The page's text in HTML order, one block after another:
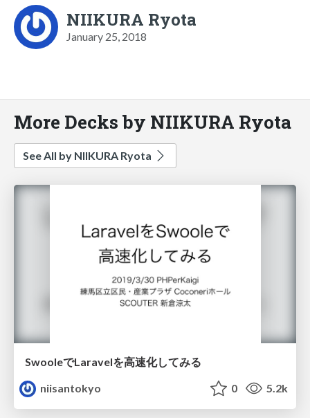
NIIKURA Ryota
January 25, 2018
More Decks by NIIKURA Ryota
See All by NIIKURA Ryota
SwooleでLaravelを高速化してみる
niisantokyo
0 5.2k